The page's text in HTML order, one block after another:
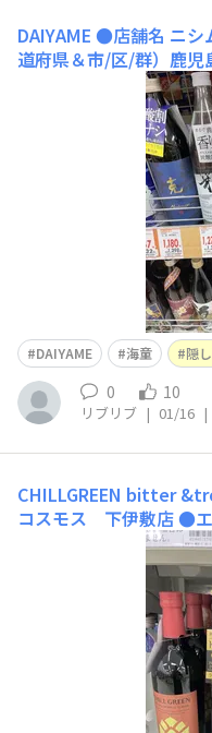
DAIYAME ●店舗名 ニシ
道府県＆市/区/群）鹿
買えるお酒
ト 濵田酒造さ
ワンカップの海童あ
DAIYAME 海童 隠
0 10
リブリブ | 01/16 |
CHILLGREEN bitter
コスモス 下伊敷店 ●
島市下伊敷町町1丁目
LGREEN DAIYAME 隠
すすめポイント ピン